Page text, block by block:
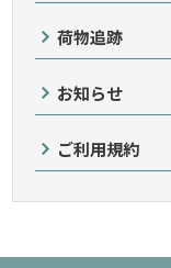
荷物追跡
お知らせ
ご利用規約